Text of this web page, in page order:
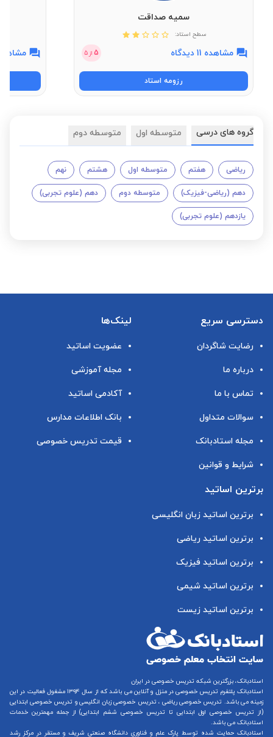
سمیه صداقت
سطح استاد:
مشاهده 11 دیدگاه 5 از 5
رزومه استاد
مشاهده 16
گروه های درسی متوسطه اول متوسطه دوم
ریاضی هفتم متوسطه اول هشتم نهم
دهم (ریاضی-فیزیک) متوسطه دوم دهم (علوم تجربی)
یازدهم (علوم تجربی)
دسترسی سریع
رضایت شاگردان
درباره ما
تماس با ما
سوالات متداول
مجله استادبانک
شرایط و قوانین
لینک‌ها
عضویت اساتید
مجله آموزشی
آکادمی اساتید
بانک اطلاعات مدارس
قیمت تدریس خصوصی
برترین اساتید
برترین اساتید زبان انگلیسی
برترین اساتید ریاضی
برترین اساتید فیزیک
برترین اساتید شیمی
برترین اساتید زیست
استادبانک، بزرگترین شبکه تدریس خصوصی در ایران
استادبانک پلتفرم تدریس خصوصی در منزل و آنلاین
می باشد که از سال ۱۳۹۴ مشغول فعالیت در این
زمینه می باشد. تدریس خصوصی ریاضی ، تدریس خصوصی زبان انگلیسیو تدریس خصوصی ابتدایی
(از تدریس خصوصی اول ابتدایی تا تدریس خصوصی ششم ابتدایی) از جمله مهمترین خدمات
استادبانک می باشد.
استادبانک حمایت شده توسط پارک علم و فناوری دانشگاه صنعتی شریف و مستقر در مرکز رشد